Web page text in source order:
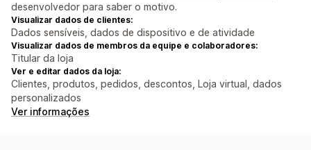
desenvolvedor para saber o motivo.
Visualizar dados de clientes:
Dados sensíveis, dados de dispositivo e de atividade
Visualizar dados de membros da equipe e colaboradores:
Titular da loja
Ver e editar dados da loja:
Clientes, produtos, pedidos, descontos, Loja virtual, dados
personalizados
Ver informações